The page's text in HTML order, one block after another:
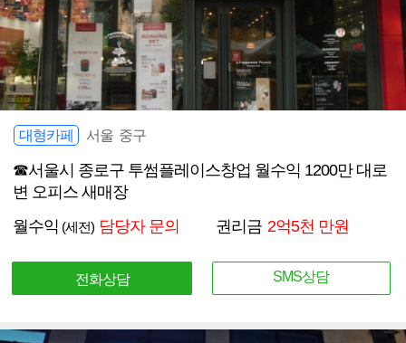
대형카페 서울 중구
☎서울시 종로구 투썸플레이스창업 월수익 1200만 대로
변 오피스 새매장
월수익 (세전) 담당자 문의 권리금 2억5천 만원
전화상담 SMS상담